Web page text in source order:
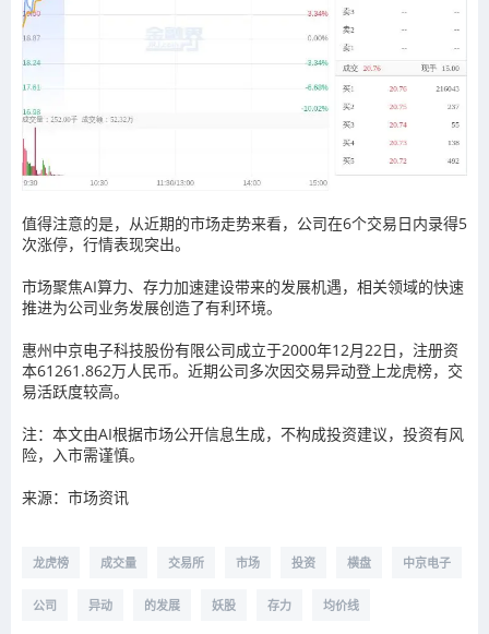
值得注意的是，从近期的市场走势来看，公司在6个交易日内录得5
次涨停，行情表现突出。
市场聚焦AI算力、存力加速建设带来的发展机遇，相关领域的快速
推进为公司业务发展创造了有利环境。
惠州中京电子科技股份有限公司成立于2000年12月22日，注册资
本61261.862万人民币。近期公司多次因交易异动登上龙虎榜，交
易活跃度较高。
注： 本文由AI根据市场公开信息生成，不构成投资建议，投资有风
险，入市需谨慎。
来源：市场资讯
龙虎榜 成交量 交易所 市场 投资 横盘 中京电子
公司 异动 的发展 妖股 存力 均价线